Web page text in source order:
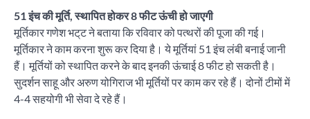
51 इंच की मूर्ति, स्थापित होकर 8 फीट ऊंची हो जाएगी
मूर्तिकार गणेश भट्‌ट ने बताया कि रविवार को पत्थरों की पूजा की गई।
मूर्तिकार ने काम करना शुरू कर दिया है। ये मूर्तियां 51 इंच लंबी बनाई जानी
हैं। मूर्तियों को स्थापित करने के बाद इनकी ऊंचाई 8 फीट हो सकती है।
सुदर्शन साहू और अरुण योगिराज भी मूर्तियों पर काम कर रहे हैं। दोनों टीमों में
4-4 सहयोगी भी सेवा दे रहे हैं।